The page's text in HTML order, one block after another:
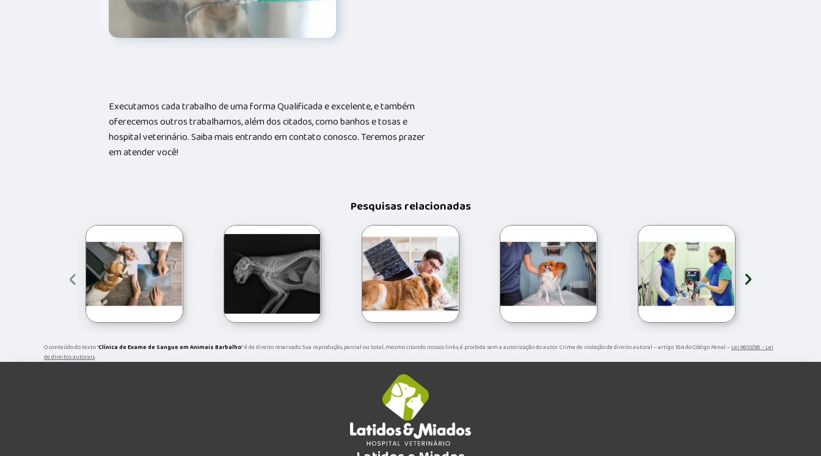
Executamos cada trabalho de uma forma Qualificada e excelente, e também
oferecemos outros trabalhamos, além dos citados, como banhos e tosas e
hospital veterinário. Saiba mais entrando em contato conosco. Teremos prazer
em atender você!
Pesquisas relacionadas
‹ ›
O conteúdo do texto "Clínica de Exame de Sangue em Animais Barbalho" é de direito reservado. Sua reprodução, parcial ou total, mesmo citando nossos links, é proibida sem a autorização do autor. Crime de violação de direito autoral – artigo 184 do Código Penal –Lei 9610/98 - Lei
de direitos autorais.